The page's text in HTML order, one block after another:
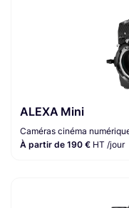
ALEXA Mini
Caméras cinéma
À partir de 190 € HT /jour